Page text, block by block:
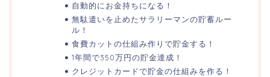
自動的にお金持ちになる！
無駄遣いを止めたサラリーマンの貯蓄ルー
ル！
食費カットの仕組み作りで貯金する！
1年間で350万円の貯金達成！
クレジットカードで貯金の仕組みを作る！